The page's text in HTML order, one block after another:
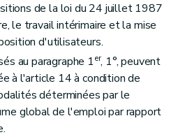
de la loi du 24 juillet 1987
le travail intérimaire et la mise
d'utilisateurs.
au paragraphe 1er, 1°, peuvent
à l'article 14 à condition de
déterminées par le
global de l'emploi par rapport